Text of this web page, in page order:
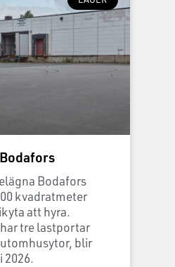
Bodafors
kvadratmeter
att hyra.
tre lastportar
blir
2026.